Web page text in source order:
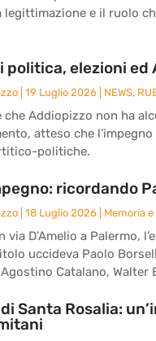
legittimazione e il ruolo
politica, elezioni ed
19 Luglio 2026 NEWS,
che Addiopizzo non ha
atteso che
politiche.
ricordando
18 Luglio 2026 Memoria
via D’Amelio a Palermo,
uccideva Paolo
Catalano, Walter
Santa Rosalia: